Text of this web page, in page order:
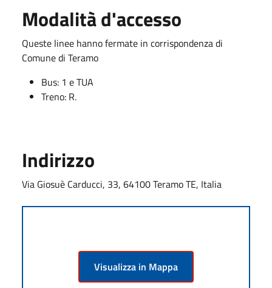
Modalità d'accesso
Queste linee hanno fermate in corrispondenza di
Comune di Teramo
Bus: 1 e TUA
Treno: R.
Indirizzo
Via Giosuè Carducci, 33, 64100 Teramo TE, Italia
Visualizza in Mappa